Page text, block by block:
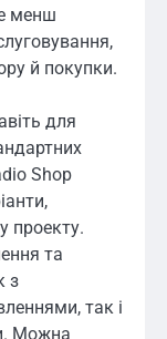
менш
й покупки.
для
Shop
проекту.
та
з
так і
Можна